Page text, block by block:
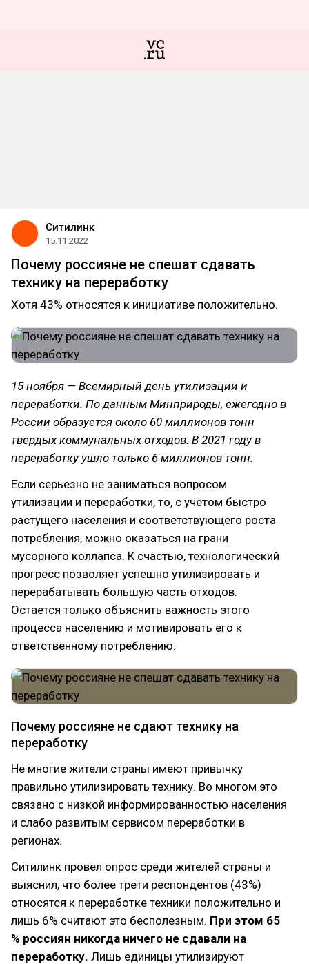
Ситилинк
15.11.2022
Почему россияне не спешат сдавать
технику на переработку
Хотя 43% относятся к инициативе положительно.
15 ноября — Всемирный день утилизации и
переработки. По данным Минприроды, ежегодно в
России образуется около 60 миллионов тонн
твердых коммунальных отходов. В 2021 году в
переработку ушло только 6 миллионов тонн.
Если серьезно не заниматься вопросом
утилизации и переработки, то, с учетом быстро
растущего населения и соответствующего роста
потребления, можно оказаться на грани
мусорного коллапса. К счастью, технологический
прогресс позволяет успешно утилизировать и
перерабатывать большую часть отходов.
Остается только объяснить важность этого
процесса населению и мотивировать его к
ответственному потреблению.
Почему россияне не сдают технику на
переработку
Не многие жители страны имеют привычку
правильно утилизировать технику. Во многом это
связано с низкой информированностью населения
и слабо развитым сервисом переработки в
регионах.
Ситилинк провел опрос среди жителей страны и
выяснил, что более трети респондентов (43%)
относятся к переработке техники положительно и
лишь 6% считают это бесполезным. При этом 65
% россиян никогда ничего не сдавали на
переработку. Лишь единицы утилизируют